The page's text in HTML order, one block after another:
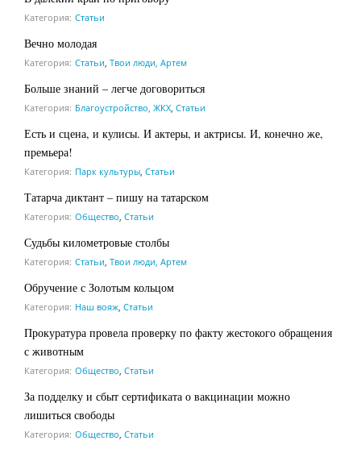
Категория: Статьи
Вечно молодая
Категория: Статьи, Твои люди, Артем
Больше знаний – легче договориться
Категория: Благоустройство, ЖКХ, Статьи
Есть и сцена, и кулисы. И актеры, и актрисы. И, конечно же,
премьера!
Категория: Парк культуры, Статьи
Татарча диктант – пишу на татарском
Категория: Общество, Статьи
Судьбы километровые столбы
Категория: Статьи, Твои люди, Артем
Обручение с Золотым кольцом
Категория: Наш вояж, Статьи
Прокуратура провела проверку по факту жестокого обращения
с животным
Категория: Общество, Статьи
За подделку и сбыт сертификата о вакцинации можно
лишиться свободы
Категория: Общество, Статьи